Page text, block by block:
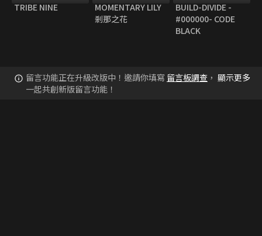
TRIBE NINE
MOMENTARY LILY
剎那之花
BUILD-DIVIDE -
#000000- CODE
BLACK
留言功能正在升級改版中！邀請你填寫 留言板調查 ，
一起共創新版留言功能！
顯示更多